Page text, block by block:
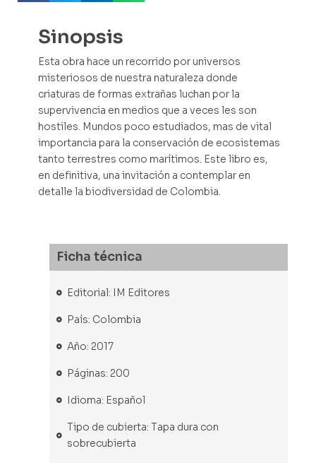
Sinopsis
Esta obra hace un recorrido por universos
misteriosos de nuestra naturaleza donde
criaturas de formas extrañas luchan por la
supervivencia en medios que a veces les son
hostiles. Mundos poco estudiados, mas de vital
importancia para la conservación de ecosistemas
tanto terrestres como marítimos. Este libro es,
en definitiva, una invitación a contemplar en
detalle la biodiversidad de Colombia.
Ficha técnica
Editorial: IM Editores
País: Colombia
Año: 2017
Páginas: 200
Idioma: Español
Tipo de cubierta: Tapa dura con
sobrecubierta